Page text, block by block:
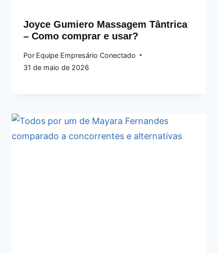
Joyce Gumiero Massagem Tântrica
– Como comprar e usar?
Por Equipe Empresário Conectado
31 de maio de 2026